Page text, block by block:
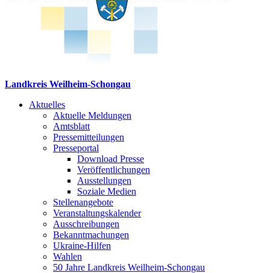
Landkreis Weilheim-Schongau
Aktuelles
Aktuelle Meldungen
Amtsblatt
Pressemitteilungen
Presseportal
Download Presse
Veröffentlichungen
Ausstellungen
Soziale Medien
Stellenangebote
Veranstaltungskalender
Ausschreibungen
Bekanntmachungen
Ukraine-Hilfen
Wahlen
50 Jahre Landkreis Weilheim-Schongau